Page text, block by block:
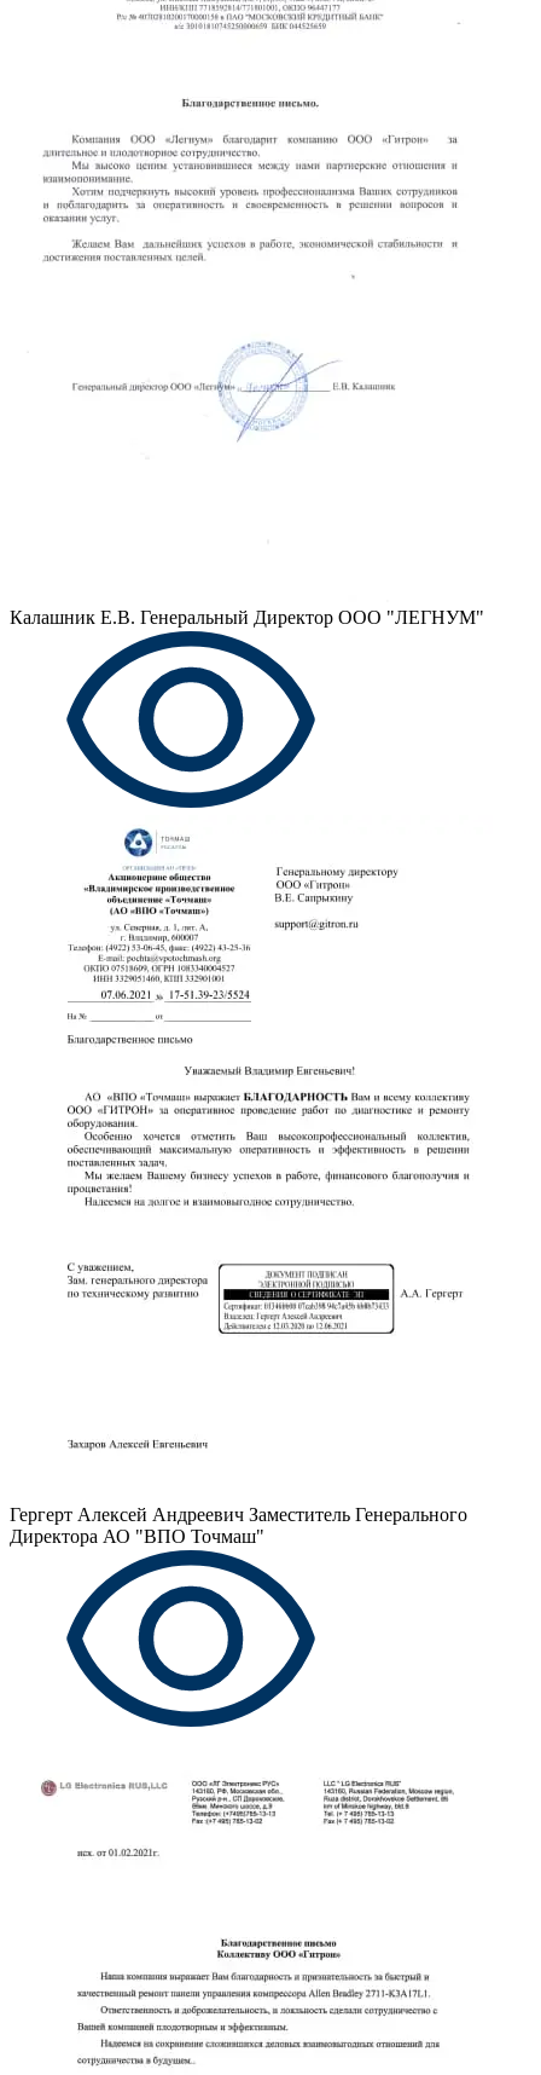
Калашник Е.В. Генеральный Директор ООО "ЛЕГНУМ"
Гергерт Алексей Андреевич Заместитель Генерального
Директора АО "ВПО Точмаш"